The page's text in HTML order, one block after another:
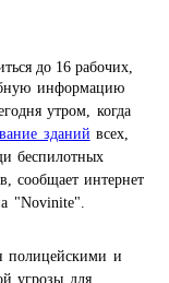
до 16 рабочих,
информацию
утром, когда
зданий всех,
беспилотных
сообщает интернет
"Novinite".